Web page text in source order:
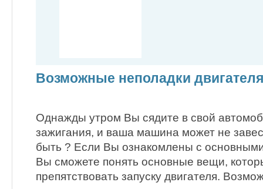
Возможные неполадки двигателя
Однажды утром Вы сядите в свой
зажигания, и ваша машина может не
быть ? Если Вы ознакомлены с
Вы сможете понять основные вещи,
препятствовать запуску двигателя.